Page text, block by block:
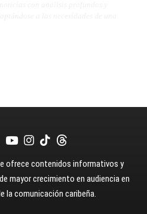
ofrece contenidos informativos y
mayor crecimiento en audiencia en
la comunicación caribeña.